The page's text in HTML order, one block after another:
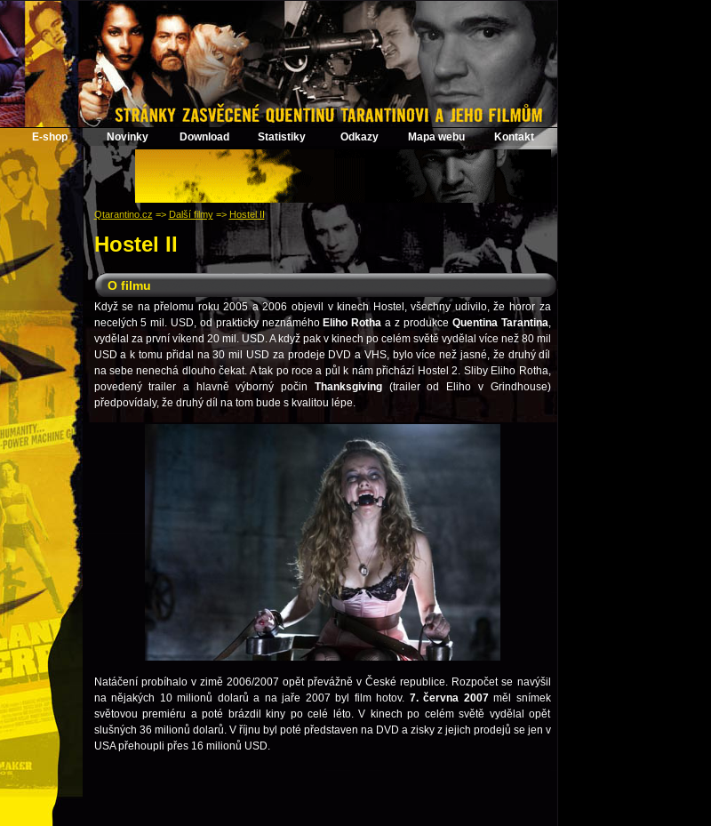
E-shop Novinky Download Statistiky Odkazy Mapa webu Kontakt
Qtarantino.cz => Další filmy=> Hostel II
Hostel II
O filmu
Když se na přelomu roku 2005 a 2006 objevil v kinech Hostel, všechny udivilo, že horor za
necelých 5 mil. USD, od prakticky neznáméhoEliho Rotha a z produkce Quentina Tarantina,
vydělal za první víkend 20 mil. USD. A když pak v kinech po celém světě vydělal více než 80 mil
USD a k tomu přidal na 30 mil USD za prodeje DVD a VHS, bylo více než jasné, že druhý díl
na sebe nenechá dlouho čekat. A tak po roce a půl k nám přichází Hostel 2. Sliby Eliho Rotha,
povedený trailer a hlavně výborný počin Thanksgiving(trailer od Eliho v Grindhouse)
předpovídaly, že druhý díl na tom bude s kvalitou lépe.
Natáčení probíhalo v zimě 2006/2007 opět převážně v České republice. Rozpočet se navýšil
na nějakých 10 milionů dolarů a na jaře 2007 byl film hotov. 7. června 2007 měl snímek
světovou premiéru a poté brázdil kiny po celé léto. V kinech po celém světě vydělal opět
slušných 36 milionů dolarů. V říjnu byl poté představen na DVD a zisky z jejich prodejů se jen v
USA přehoupli přes 16 milionů USD.